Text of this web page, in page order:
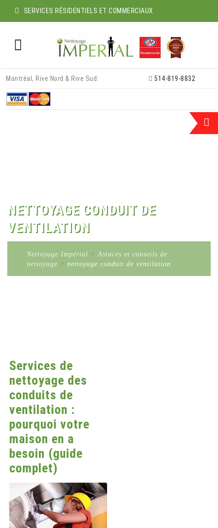
SERVICES RÉSIDENTIELS ET COMMERCIAUX
content
Montréal, Rive Nord & Rive Sud: 514-819-8832
NETTOYAGE CONDUIT DE
VENTILATION
Nettoyage Impérial >Astuces et conseils de
nettoyage > nettoyage conduit de ventilation
Services de
nettoyage des
conduits de
ventilation :
pourquoi votre
maison en a
besoin (guide
complet)